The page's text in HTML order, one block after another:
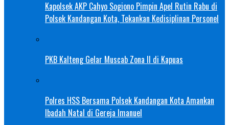
Kapolsek AKP Cahyo Sogiono Pimpin Apel Rutin Rabu di
Polsek Kandangan Kota, Tekankan Kedisiplinan Personel
PKB Kalteng Gelar Muscab Zona II di Kapuas
Polres HSS Bersama Polsek Kandangan Kota Amankan
Ibadah Natal di Gereja Imanuel